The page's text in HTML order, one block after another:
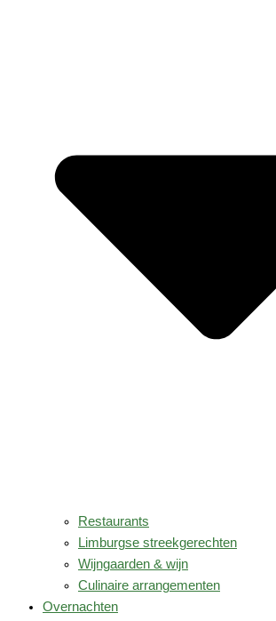
Restaurants
Limburgse streekgerechten
Wijngaarden & wijn
Culinaire arrangementen
Overnachten